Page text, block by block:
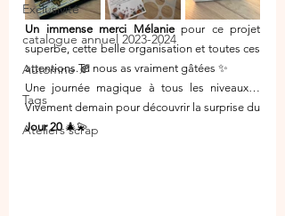
Exclusivité
catalogue annuel 2023-2024
Automne 🍂
Tags
Ateliers scrap
Un immense merci Mélanie pour ce projet
superbe, cette belle organisation et toutes ces
attentions.Tu nous as vraiment gâtées ✨
Une journée magique à tous les niveaux…
Jour 20 🎄💫